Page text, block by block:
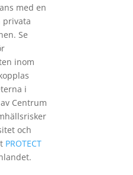
med en
privata
Se
inom
i
Centrum
och
PROTECT